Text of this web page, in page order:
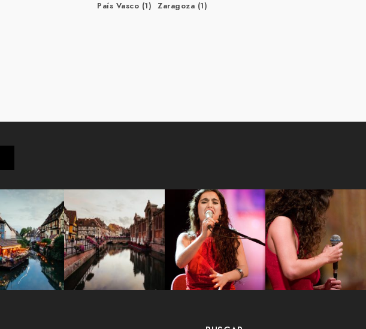
País Vasco (1) Zaragoza (1)